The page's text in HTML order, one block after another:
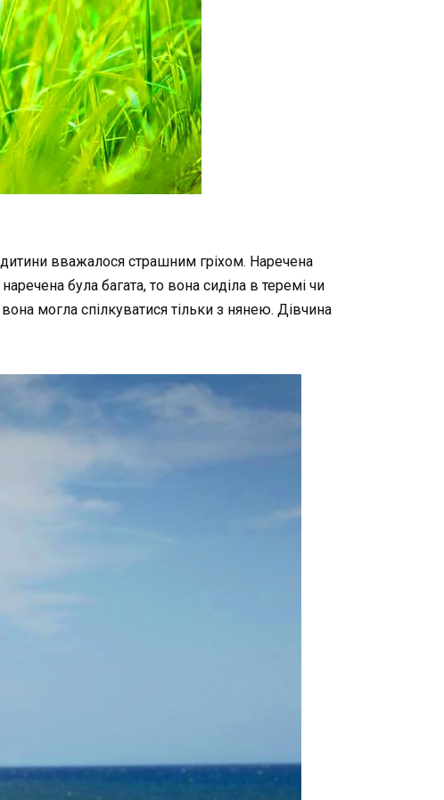
дитини вважалося страшним гріхом. Наречена
наречена була багата, то вона сиділа в теремі чи
вона могла спілкуватися тільки з нянею. Дівчина